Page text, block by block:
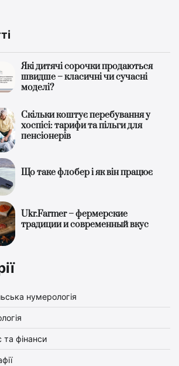
Які дитячі сорочки продаються
швидше – класичні чи сучасні
моделі?
Скільки коштує перебування у
хоспісі: тарифи та пільги для
пенсіонерів
Що таке флобер і як він працює
Ukr.Farmer – фермерские
традиции и современный вкус
нумерологія
та фінанси